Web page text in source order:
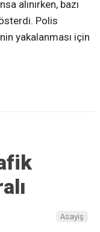
alınırken, bazı
Polis
yakalanması için
Asayiş